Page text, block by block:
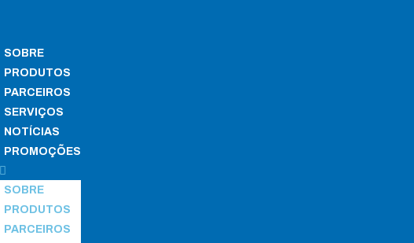
SOBRE
PRODUTOS
PARCEIROS
SERVIÇOS
NOTÍCIAS
PROMOÇÕES
SOBRE
PRODUTOS
PARCEIROS